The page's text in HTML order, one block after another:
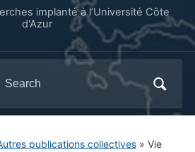
implanté à l’Université Côte
d'Azur
publications collectives» Vie